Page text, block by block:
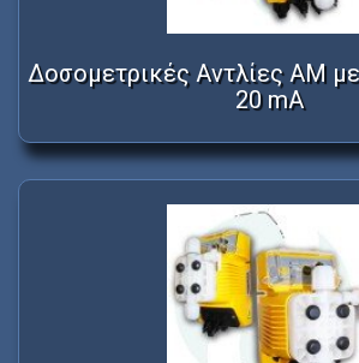
Δοσομετρικές Αντλίες AM
20 mA